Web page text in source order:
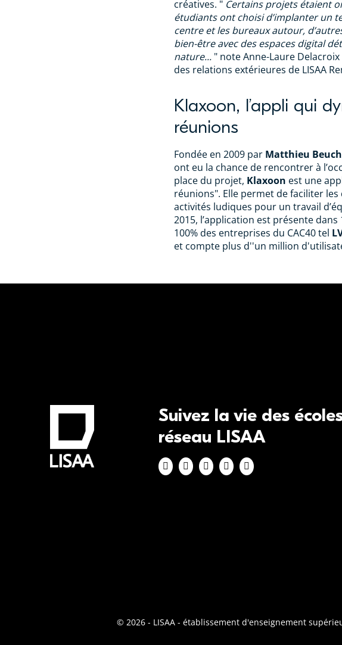
créatives. " Certains projets étaient
étudiants ont choisi d’implanter un
centre et les bureaux autour,
bien-être avec des espaces digital
nature... " note Anne-Laure
des relations extérieures de LISAA
Klaxoon, l’appli qui
réunions
Fondée en 2009 par Matthieu
ont eu la chance de rencontrer à
place du projet, Klaxoon est une
réunions". Elle permet de faciliter les
activités ludiques pour un travail
2015, l’application est présente
100% des entreprises du CAC40 tel
et compte plus d''un million
Suivez la vie des
réseau LISAA
© 2026 - LISAA - établissement d'enseignement